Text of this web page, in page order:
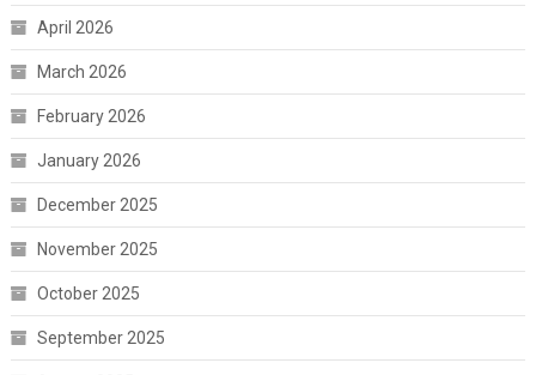
April 2026
March 2026
February 2026
January 2026
December 2025
November 2025
October 2025
September 2025